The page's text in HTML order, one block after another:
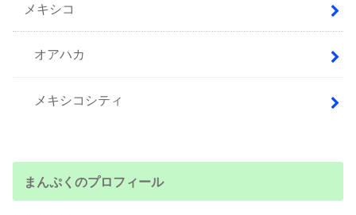
メキシコ
オアハカ
メキシコシティ
まんぷくのプロフィール